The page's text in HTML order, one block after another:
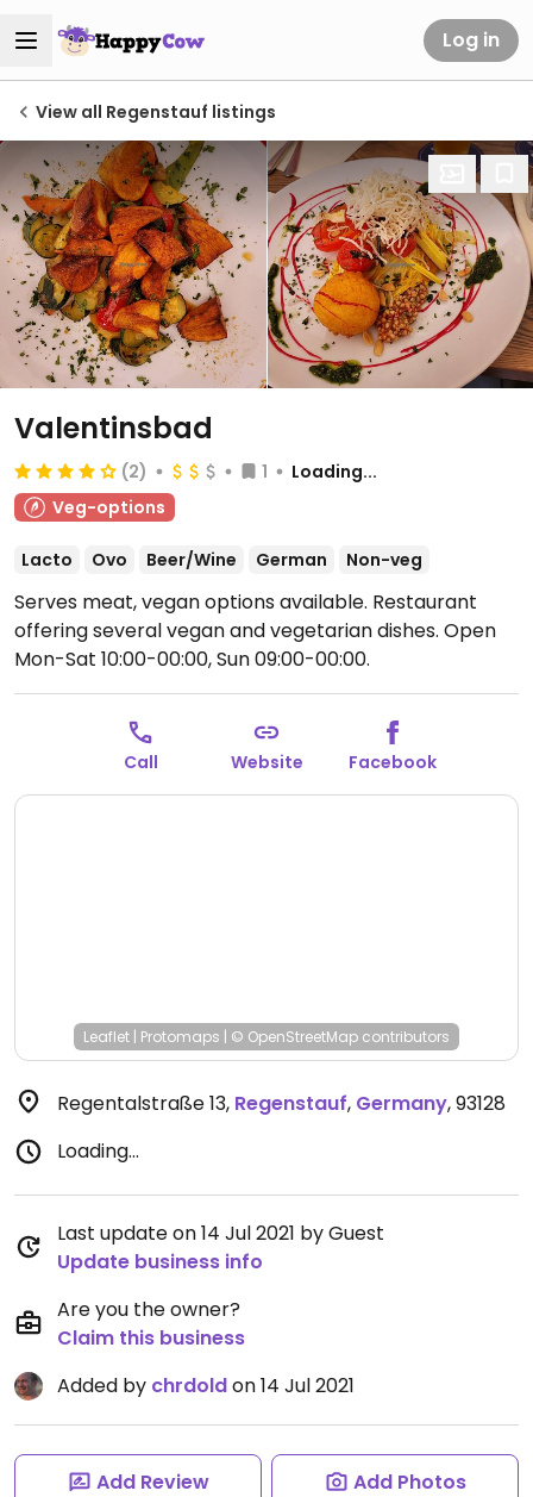
Log in
View all Regenstauf listings
Valentinsbad
(2) 1
Loading...
Veg-options
Lacto Ovo Beer/Wine German Non-veg
Serves meat, vegan options available. Restaurant
offering several vegan and vegetarian dishes. Open
Mon-Sat 10:00-00:00, Sun 09:00-00:00.
Call Website Facebook
Leaflet | Protomaps | © OpenStreetMap contributors
Regentalstraße 13, Regenstauf, Germany,93128
Loading...
Last update on 14 Jul 2021 by Guest
Update business info
Are you the owner?
Claim this business
Added by chrdoldon 14 Jul 2021
Add Review Add Photos